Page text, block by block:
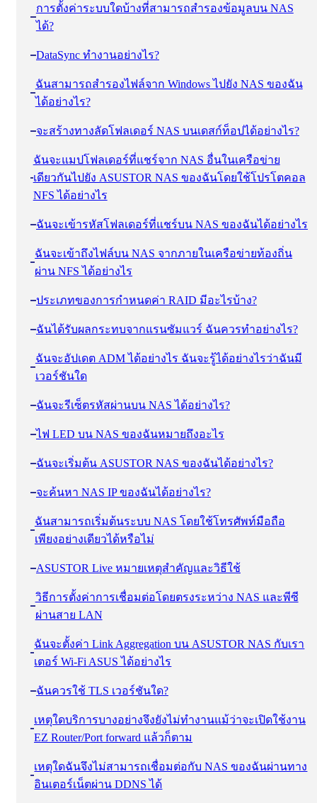
การตั้งค่าระบบใดบ้างที่สามารถสำรองข้อมูลบน NAS
ได้?
DataSync ทำงานอย่างไร?
ฉันสามารถสำรองไฟล์จาก Windows ไปยัง NAS ของฉัน
ได้อย่างไร?
จะสร้างทางลัดโฟลเดอร์ NAS บนเดสก์ท็อปได้อย่างไร?
ฉันจะแมปโฟลเดอร์ที่แชร์จาก NAS อื่นในเครือข่าย
เดียวกันไปยัง ASUSTOR NAS ของฉันโดยใช้โปรโตคอล
NFS ได้อย่างไร
ฉันจะเข้ารหัสโฟลเดอร์ที่แชร์บน NAS ของฉันได้อย่างไร
ฉันจะเข้าถึงไฟล์บน NAS จากภายในเครือข่ายท้องถิ่น
ผ่าน NFS ได้อย่างไร
ประเภทของการกำหนดค่า RAID มีอะไรบ้าง?
ฉันได้รับผลกระทบจากแรนซัมแวร์ ฉันควรทำอย่างไร?
ฉันจะอัปเดต ADM ได้อย่างไร ฉันจะรู้ได้อย่างไรว่าฉันมี
เวอร์ชันใด
ฉันจะรีเซ็ตรหัสผ่านบน NAS ได้อย่างไร?
ไฟ LED บน NAS ของฉันหมายถึงอะไร
ฉันจะเริ่มต้น ASUSTOR NAS ของฉันได้อย่างไร?
จะค้นหา NAS IP ของฉันได้อย่างไร?
ฉันสามารถเริ่มต้นระบบ NAS โดยใช้โทรศัพท์มือถือ
เพียงอย่างเดียวได้หรือไม่
ASUSTOR Live หมายเหตุสำคัญและวิธีใช้
วิธีการตั้งค่าการเชื่อมต่อโดยตรงระหว่าง NAS และพีซี
ผ่านสาย LAN
ฉันจะตั้งค่า Link Aggregation บน ASUSTOR NAS กับเรา
เตอร์ Wi-Fi ASUS ได้อย่างไร
ฉันควรใช้ TLS เวอร์ชันใด?
เหตุใดบริการบางอย่างจึงยังไม่ทำงานแม้ว่าจะเปิดใช้งาน
EZ Router/Port forward แล้วก็ตาม
เหตุใดฉันจึงไม่สามารถเชื่อมต่อกับ NAS ของฉันผ่านทาง
อินเตอร์เน็ตผ่าน DDNS ได้